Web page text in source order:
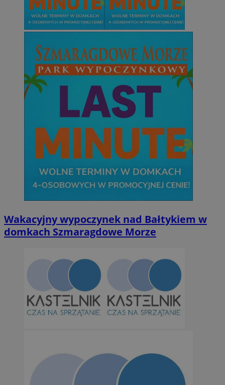
Wakacyjny wypoczynek nad Bałtykiem w
domkach Szmaragdowe Morze